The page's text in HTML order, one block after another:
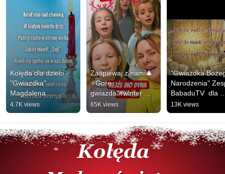
Kolęda dla dzieci -
"Gwiazdka"
Magdalena
Kupińska - Babadu
TV #christmas
#muzyka
4.7K views
Zaśpiewaj z nami🎄
⭐️Gore
gwiazda"#winter
#christmas #song
#dladzieci #edukacja
#fun #nauka
#zabawa
65K views
"Gwiazdka
Narodzenia"
BabaduTV  dla
dzieci  #muzyka
#christmas
13K views